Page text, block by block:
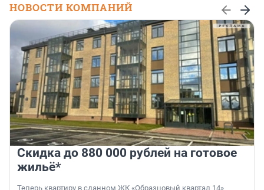
НОВОСТИ КОМПАНИЙ
Скидка до 880 000 рублей на готовое
жильё*
Теперь квартиру в сданном ЖК «Образцовый квартал 14»